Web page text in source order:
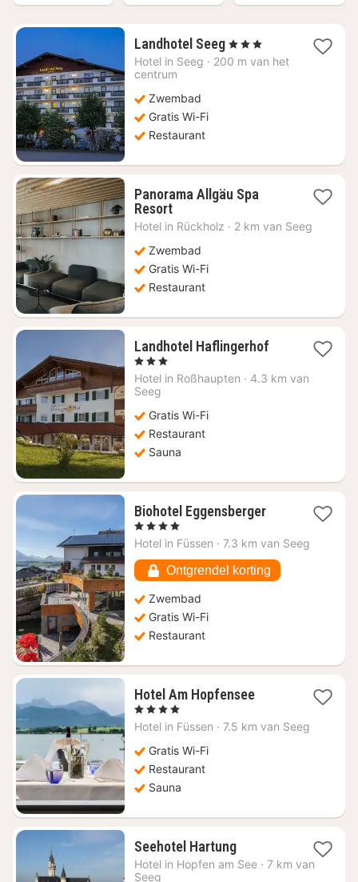
Landhotel Seeg1
nacht
, 3 Sterren
Hotel in Seeg · 200 m van het
centrum
Zwembad
Gratis Wi-Fi
Restaurant
Panorama Allgäu Spa
Resort1
nacht
€
455,47
Hotel in Rückholz · 2 km van Seeg
Zwembad
Gratis Wi-Fi
Restaurant
Landhotel Haflingerhof1
vanaf
, 3 Sterren
Hotel in Roßhaupten · 4.3 km van
Seeg
Gratis Wi-Fi
Restaurant
Sauna
Biohotel Eggensberger1
vanaf
278,50
, 4 Sterren
Hotel in Füssen · 7.3 km van Seeg
Ontgrendel korting
Zwembad
Gratis Wi-Fi
Restaurant
Hotel Am Hopfensee1
vanaf
, 4 Sterren
Hotel in Füssen · 7.5 km van Seeg
Gratis Wi-Fi
Restaurant
Sauna
Seehotel Hartung2
nachten
Hotel in Hopfen am See · 7 km van
Seeg